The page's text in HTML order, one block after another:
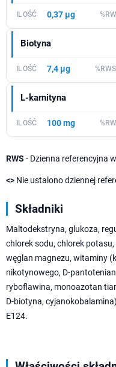
0,37 µg
Biotyna
7,4 µg
L-karnityna
100 mg
RWS - Dzienna referencyjna
<> Nie ustalono dziennej
Składniki
Maltodekstryna, glukoza,
chlorek sodu, chlorek
węglan magnezu, witaminy
nikotynowego, D-
ryboflawina, monoazotan
D-biotyna,
E124.